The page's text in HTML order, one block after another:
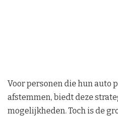
Voor personen die hun auto
afstemmen, biedt deze
mogelijkheden. Toch is de